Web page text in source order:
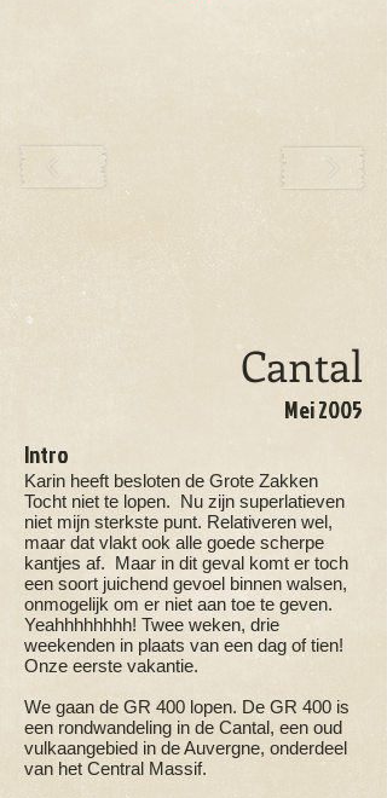
Cantal
Mei 2005
Intro
Karin heeft besloten de Grote Zakken
Tocht niet te lopen. Nu zijn superlatieven
niet mijn sterkste punt. Relativeren wel,
maar dat vlakt ook alle goede scherpe
kantjes af. Maar in dit geval komt er toch
een soort juichend gevoel binnen walsen,
onmogelijk om er niet aan toe te geven.
Yeahhhhhhhh! Twee weken, drie
weekenden in plaats van een dag of tien!
Onze eerste vakantie.
We gaan de GR 400 lopen. De GR 400 is
een rondwandeling in de Cantal, een oud
vulkaangebied in de Auvergne, onderdeel
van het Central Massif.